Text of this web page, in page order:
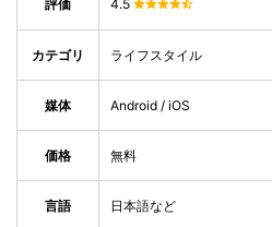
評価 4.5
カテゴリ ライフスタイル
媒体 Android / iOS
価格 無料
言語 日本語など